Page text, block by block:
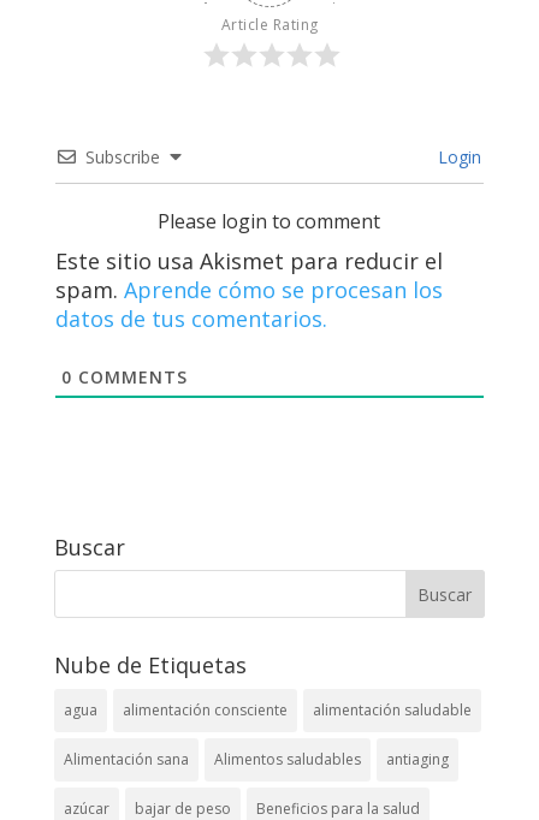
Article Rating
Subscribe Login
Please login to comment
Este sitio usa Akismet para reducir el
spam. Aprende cómo se procesan los
datos de tus comentarios.
0 COMMENTS
Buscar
Nube de Etiquetas
agua alimentación consciente alimentación saludable
Alimentación sana Alimentos saludables antiaging
azúcar bajar de peso Beneficios para la salud